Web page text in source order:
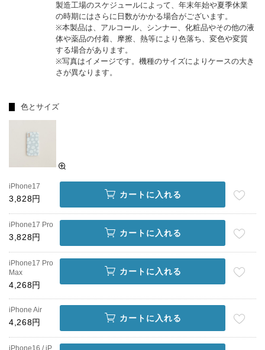
製造工場のスケジュールによって、年末年始や夏季休業
の時期にはさらに日数がかかる場合がございます。
※本製品は、アルコール、シンナー、化粧品やその他の液
体や薬品の付着、摩擦、熱等により色落ち、変色や変質
する場合があります。
※写真はイメージです。機種のサイズによりケースの大き
さが異なります。
色とサイズ
iPhone17
3,828円 カートに入れる
iPhone17 Pro
3,828円 カートに入れる
iPhone17 Pro
Max
4,268円
カートに入れる
iPhone Air
4,268円 カートに入れる